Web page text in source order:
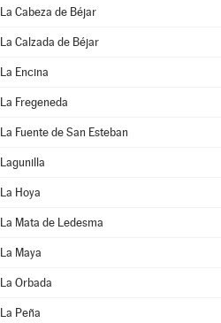
La Cabeza de Béjar
La Calzada de Béjar
La Encina
La Fregeneda
La Fuente de San Esteban
Lagunilla
La Hoya
La Mata de Ledesma
La Maya
La Orbada
La Peña